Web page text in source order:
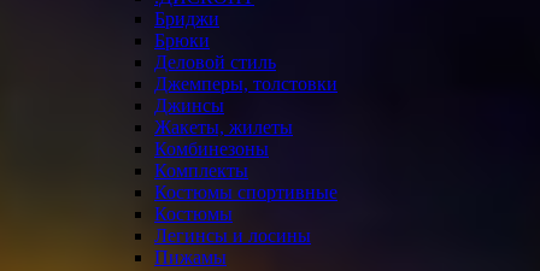
Бриджи
Брюки
Деловой стиль
Джемперы, толстовки
Джинсы
Жакеты, жилеты
Комбинезоны
Комплекты
Костюмы спортивные
Костюмы
Легинсы и лосины
Пижамы